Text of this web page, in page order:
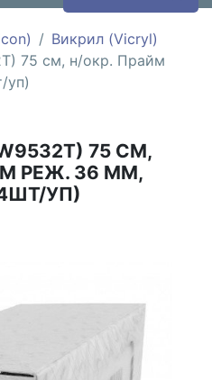
Викрил (Vicryl)
75 см, н/окр. Прайм
уп)
75 СМ,
РЕЖ. 36 ММ,
УП)